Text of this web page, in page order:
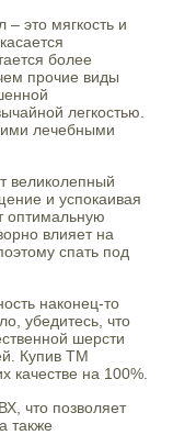
это мягкость и
более
прочие виды
легкостью.
лечебными
великолепный
и успокаивая
оптимальную
влияет на
спать под
наконец-то
убедитесь, что
шерсти
Купив ТМ
качестве на 100%.
что позволяет
также